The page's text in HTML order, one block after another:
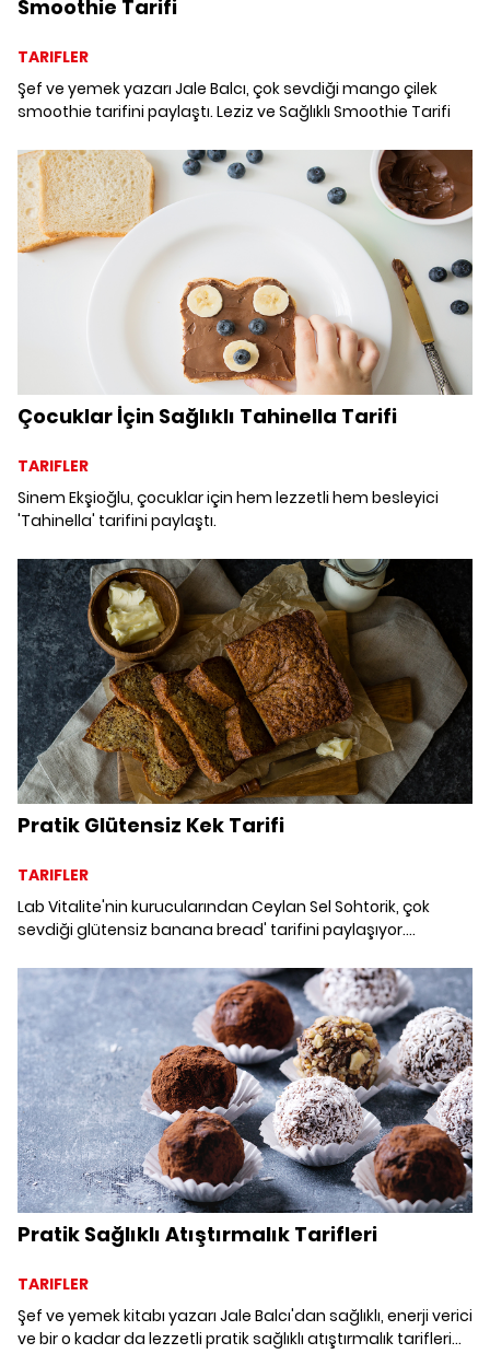
Smoothie Tarifi
TARIFLER
Şef ve yemek yazarı Jale Balcı, çok sevdiği mango çilek
smoothie tarifini paylaştı. Leziz ve Sağlıklı Smoothie Tarifi
Çocuklar İçin Sağlıklı Tahinella Tarifi
TARIFLER
Sinem Ekşioğlu, çocuklar için hem lezzetli hem besleyici
'Tahinella' tarifini paylaştı.
Pratik Glütensiz Kek Tarifi
TARIFLER
Lab Vitalite'nin kurucularından Ceylan Sel Sohtorik, çok
sevdiği glütensiz banana bread' tarifini paylaşıyor.
Tarifi.
Pratik Sağlıklı Atıştırmalık Tarifleri
TARIFLER
Şef ve yemek kitabı yazarı Jale Balcı'dan sağlıklı, enerji verici
ve bir o kadar da lezzetli pratik sağlıklı atıştırmalık tarifleri